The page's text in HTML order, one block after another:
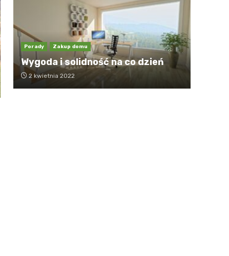
Porady Zakup domu
Wygoda i solidność na co dzień
2 kwietnia 2022